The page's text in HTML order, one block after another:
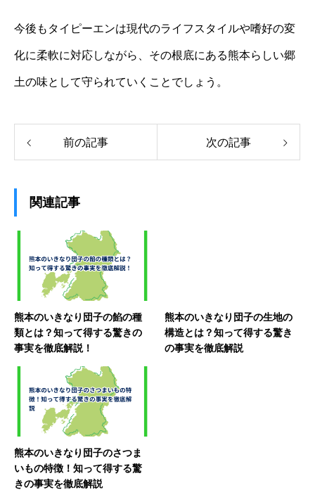
今後もタイピーエンは現代のライフスタイルや嗜好の変
化に柔軟に対応しながら、その根底にある熊本らしい郷
土の味として守られていくことでしょう。
前の記事 次の記事
関連記事
熊本のいきなり団子の餡の種
類とは？知って得する驚きの
事実を徹底解説！
熊本のいきなり団子の生地の
構造とは？知って得する驚き
の事実を徹底解説
熊本のいきなり団子のさつま
いもの特徴！知って得する驚
きの事実を徹底解説